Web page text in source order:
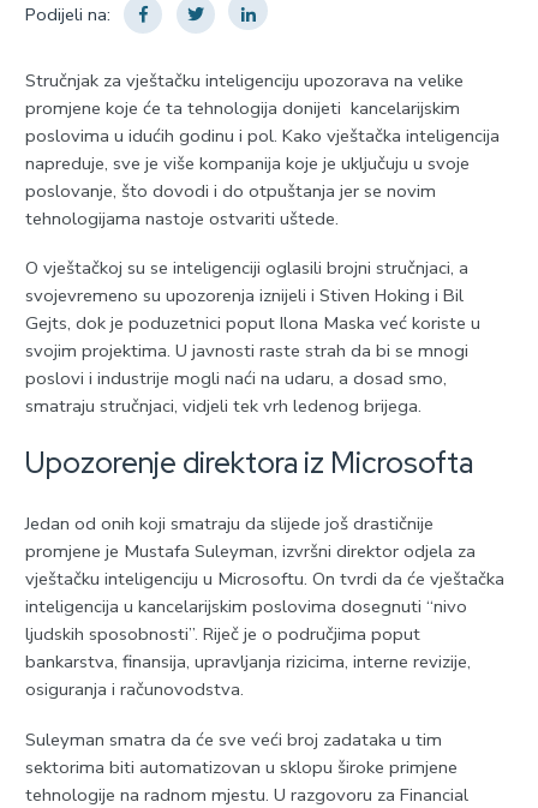
Podijeli na:
Stručnjak za vještačku inteligenciju upozorava na velike
promjene koje će ta tehnologija donijeti kancelarijskim
poslovima u idućih godinu i pol. Kako vještačka inteligencija
napreduje, sve je više kompanija koje je uključuju u svoje
poslovanje, što dovodi i do otpuštanja jer se novim
tehnologijama nastoje ostvariti uštede.
O vještačkoj su se inteligenciji oglasili brojni stručnjaci, a
svojevremeno su upozorenja iznijeli i Stiven Hoking i Bil
Gejts, dok je poduzetnici poput Ilona Maska već koriste u
svojim projektima. U javnosti raste strah da bi se mnogi
poslovi i industrije mogli naći na udaru, a dosad smo,
smatraju stručnjaci, vidjeli tek vrh ledenog brijega.
Upozorenje direktora iz Microsofta
Jedan od onih koji smatraju da slijede još drastičnije
promjene je Mustafa Suleyman, izvršni direktor odjela za
vještačku inteligenciju u Microsoftu. On tvrdi da će vještačka
inteligencija u kancelarijskim poslovima dosegnuti “nivo
ljudskih sposobnosti”. Riječ je o područjima poput
bankarstva, finansija, upravljanja rizicima, interne revizije,
osiguranja i računovodstva.
Suleyman smatra da će sve veći broj zadataka u tim
sektorima biti automatizovan u sklopu široke primjene
tehnologije na radnom mjestu. U razgovoru za Financial